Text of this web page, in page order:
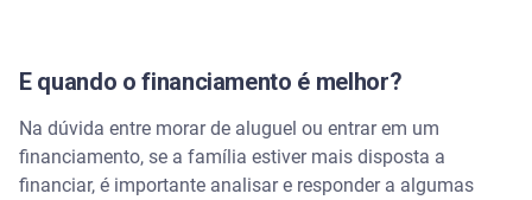
E quando o financiamento é melhor?
Na dúvida entre morar de aluguel ou entrar em um
financiamento, se a família estiver mais disposta a
financiar, é importante analisar e responder a algumas